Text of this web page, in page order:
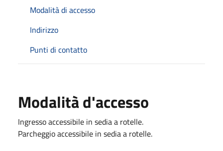
Modalità di accesso
Indirizzo
Punti di contatto
Modalità d'accesso
Ingresso accessibile in sedia a rotelle.
Parcheggio accessibile in sedia a rotelle.